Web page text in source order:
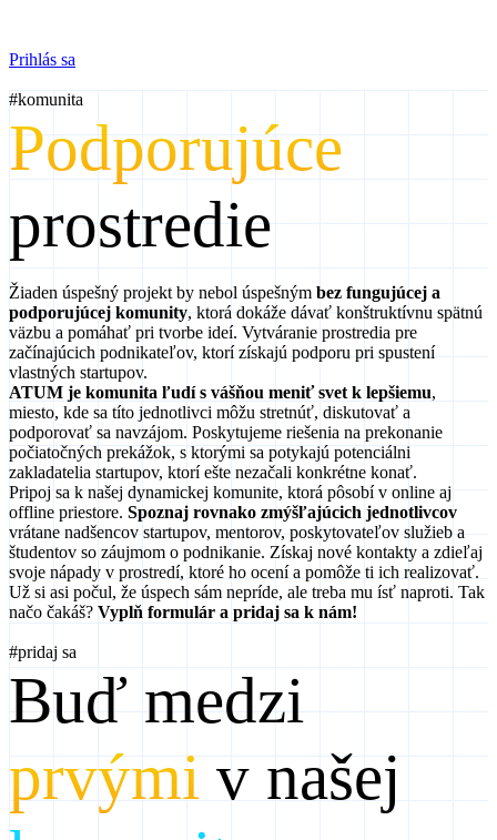
Prihlás sa
#komunita
Podporujúce
prostredie
Žiaden úspešný projekt by nebol úspešným bez fungujúcej a
podporujúcej komunity, ktorá dokáže dávať konštruktívnu spätnú
väzbu a pomáhať pri tvorbe ideí. Vytváranie prostredia pre
začínajúcich podnikateľov, ktorí získajú podporu pri spustení
vlastných startupov.
ATUM je komunita ľudí s vášňou meniť svet k lepšiemu,
miesto, kde sa títo jednotlivci môžu stretnúť, diskutovať a
podporovať sa navzájom. Poskytujeme riešenia na prekonanie
počiatočných prekážok, s ktorými sa potykajú potenciálni
zakladatelia startupov, ktorí ešte nezačali konkrétne konať.
Pripoj sa k našej dynamickej komunite, ktorá pôsobí v online aj
offline priestore. Spoznaj rovnako zmýšľajúcich jednotlivcov
vrátane nadšencov startupov, mentorov, poskytovateľov služieb a
študentov so záujmom o podnikanie. Získaj nové kontakty a zdieľaj
svoje nápady v prostredí, ktoré ho ocení a pomôže ti ich realizovať.
Už si asi počul, že úspech sám nepríde, ale treba mu ísť naproti. Tak
načo čakáš? Vyplň formulár a pridaj sa k nám!
#pridaj sa
Buď medzi
prvými v našej